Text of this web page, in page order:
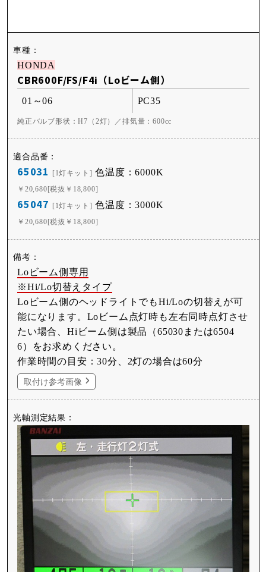
HONDA
CBR600F/FS/F4i（Loビーム側）
01～06 PC35
純正バルブ形状：H7（2灯）／排気量：600cc
65031 [1灯キット] 色温度：6000K
￥20,680[税抜￥18,800]
65047 [1灯キット] 色温度：3000K
￥20,680[税抜￥18,800]
Loビーム側専用
※Hi/Lo切替えタイプ
Loビーム側のヘッドライトでもHi/Loの切替えが可
能になります。Loビーム点灯時も左右同時点灯させ
たい場合、Hiビーム側は製品（65030または6504
6）をお求めください。
作業時間の目安：30分、2灯の場合は60分
取付け参考画像